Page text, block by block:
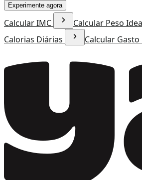
Experimente agora
Calcular IMC Calcular Peso
Calorias Diárias
Calcular